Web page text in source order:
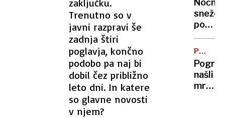
zaključku.
Trenutno so v
javni razpravi še
zadnja štiri
poglavja, končno
podobo pa naj bi
dobil čez približno
leto dni. In katere
so glavne novosti
v njem?
plaz
Nočno
dele
V
našli
mrtva: